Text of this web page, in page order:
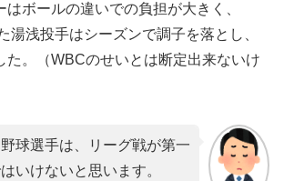
ボールの違いでの負担が大きく、
湯浅投手はシーズンで調子を落とし、
た。（WBCのせいとは断定出来ないけ
球選手は、リーグ戦が第一
いけないと思います。